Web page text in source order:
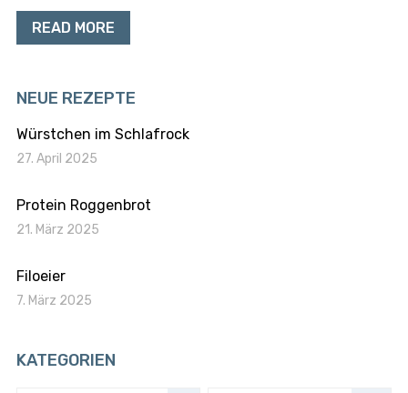
READ MORE
NEUE REZEPTE
Würstchen im Schlafrock
27. April 2025
Protein Roggenbrot
21. März 2025
Filoeier
7. März 2025
KATEGORIEN